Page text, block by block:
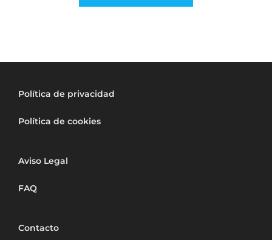
Política de privacidad
Política de cookies
Aviso Legal
FAQ
Contacto